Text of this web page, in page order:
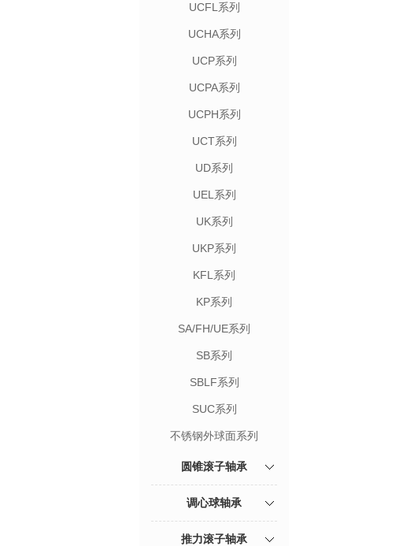
UCFL系列
UCHA系列
UCP系列
UCPA系列
UCPH系列
UCT系列
UD系列
UEL系列
UK系列
UKP系列
KFL系列
KP系列
SA/FH/UE系列
SB系列
SBLF系列
SUC系列
不锈钢外球面系列
圆锥滚子轴承
调心球轴承
推力滚子轴承